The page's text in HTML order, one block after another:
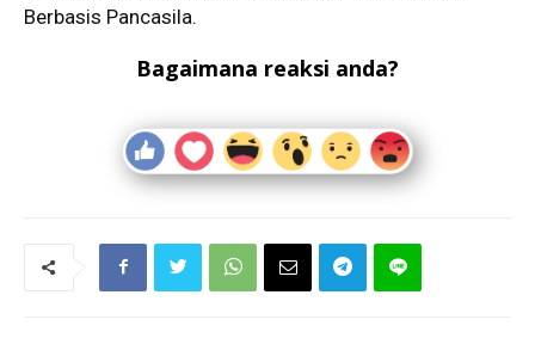
Berbasis Pancasila.
Bagaimana reaksi anda?